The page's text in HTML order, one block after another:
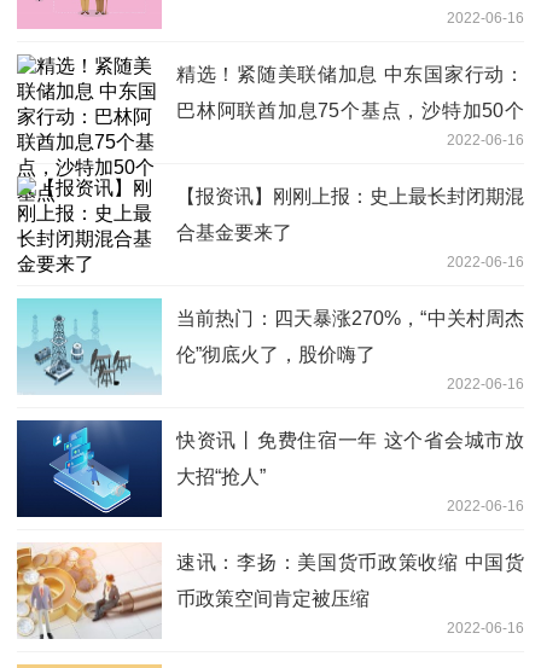
2022-06-16
精选！紧随美联储加息 中东国家行动：
巴林阿联酋加息75个基点，沙特加50个
2022-06-16
【报资讯】刚刚上报：史上最长封闭期混
合基金要来了
2022-06-16
当前热门：四天暴涨270%，“中关村周杰
伦”彻底火了，股价嗨了
2022-06-16
快资讯丨免费住宿一年 这个省会城市放
大招“抢人”
2022-06-16
速讯：李扬：美国货币政策收缩 中国货
币政策空间肯定被压缩
2022-06-16